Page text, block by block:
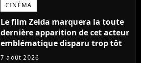
CINÉMA
Le film Zelda marquera la toute
dernière apparition de cet acteur
emblématique disparu trop tôt
7 août 2026